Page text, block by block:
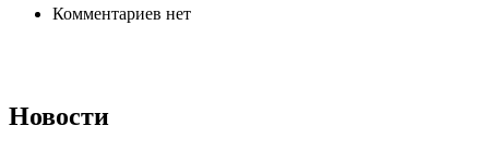
Комментариев нет
Новости